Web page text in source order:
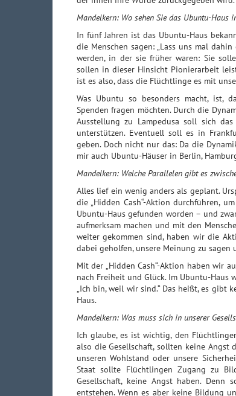
Mandelkern: Wo sehen Sie das Ubuntu-Haus
In fünf Jahren ist das Ubuntu-Haus
die Menschen sagen: „Lass uns mal
werden, in der sie früher waren: Sie
sollen in dieser Hinsicht Pionierarbeit
ist es also, dass die Flüchtlinge es mit
Was Ubuntu so besonders macht, ist,
Spenden fragen möchten. Durch die
Ausstellung zu Lampedusa soll sich
unterstützen. Eventuell soll es in
geben. Doch nicht nur das: Da die
mir auch Ubuntu-Häuser in Berlin,
Mandelkern: Welche Parallelen gibt es
Alles lief ein wenig anders als geplant.
die „Hidden Cash“-Aktion durchführen,
Ubuntu-Haus gefunden worden – und
aufmerksam machen und mit den
weiter gekommen sind, haben wir die
dabei geholfen, unsere Meinung zu
Mit der „Hidden Cash“-Aktion haben wir
nach Freiheit und Glück. Im Ubuntu-Haus
„Ich bin, weil wir sind.“ Das heißt, es gibt
Haus.
Mandelkern: Was muss sich in unserer
Ich glaube, es ist wichtig, den
also die Gesellschaft, sollten keine Angst
unseren Wohlstand oder unsere
Staat sollte Flüchtlingen Zugang zu
Gesellschaft, keine Angst haben.
entstehen. Wenn es aber keine Bildung